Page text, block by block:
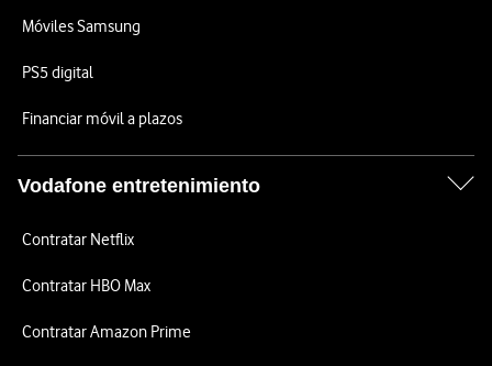
Móviles Samsung
PS5 digital
Financiar móvil a plazos
Vodafone entretenimiento
Contratar Netflix
Contratar HBO Max
Contratar Amazon Prime